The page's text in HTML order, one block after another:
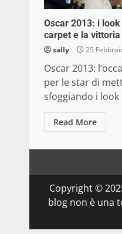
Oscar 2013: i
carpet e la
sally 25
Oscar 2013:
per le star di
sfoggiando i look
Read More
Copyright ©
blog non è una